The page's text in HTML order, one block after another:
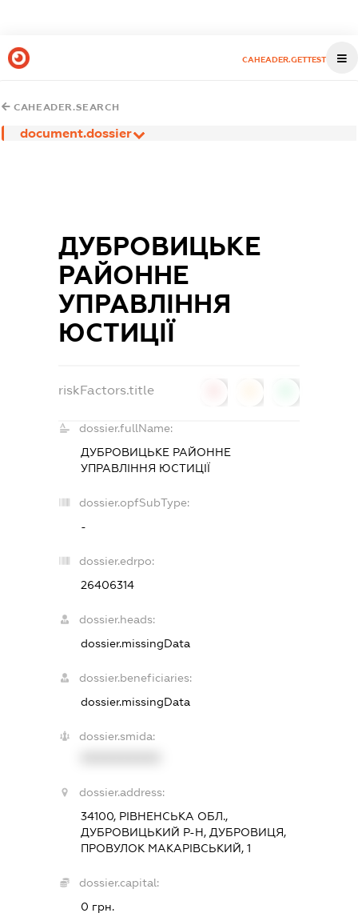
CAHEADER.GETTEST
CAHEADER.SEARCH
document.dossier
ДУБРОВИЦЬКЕ
РАЙОННЕ
УПРАВЛІННЯ
ЮСТИЦІЇ
riskFactors.title
dossier.fullName:
ДУБРОВИЦЬКЕ РАЙОННЕ
УПРАВЛІННЯ ЮСТИЦІЇ
dossier.opfSubType:
-
dossier.edrpo:
26406314
dossier.heads:
dossier.missingData
dossier.beneficiaries:
dossier.missingData
dossier.smida:
dossier.address:
34100, РІВНЕНСЬКА ОБЛ.,
ДУБРОВИЦЬКИЙ Р-Н, ДУБРОВИЦЯ,
ПРОВУЛОК МАКАРІВСЬКИЙ, 1
dossier.capital:
0 грн.